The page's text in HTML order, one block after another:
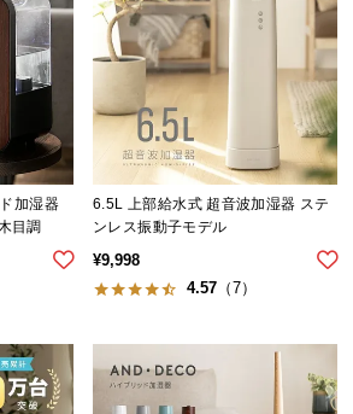
加湿器
目調
6.5L 上部給水式 超音波加湿器 ステ
ンレス振動子モデル
¥9,998
4.57 （7）